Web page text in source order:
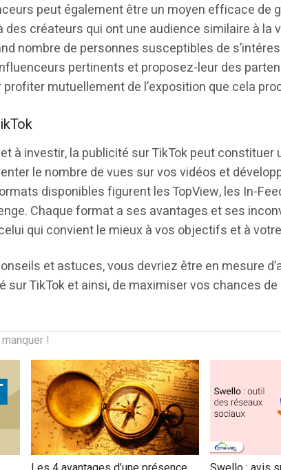
peut également être un moyen efficace de
des créateurs qui ont une audience similaire à la
nombre de personnes susceptibles de
pertinents et proposez-leur des
mutuellement de l’exposition que cela
à investir, la publicité sur TikTok peut constituer
le nombre de vues sur vos vidéos et
disponibles figurent les TopView, les In-
Chaque format a ses avantages et ses
qui convient le mieux à vos objectifs et à
et astuces, vous devriez être en mesure
sur TikTok et ainsi, de maximiser vos chances
!